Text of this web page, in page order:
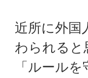
近所に外国
わられると
「ルール